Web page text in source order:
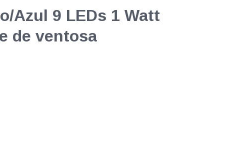
Azul 9 LEDs 1 Watt
de ventosa